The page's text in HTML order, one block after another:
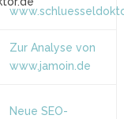
Zur Analyse von
www.jamoin.de
Neue SEO-